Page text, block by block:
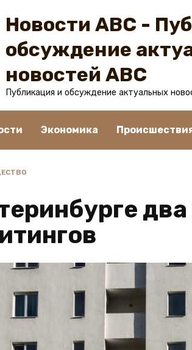
Новости ABC -
обсуждение
новостей ABC
Публикация и обсуждение актуальных
Экономика